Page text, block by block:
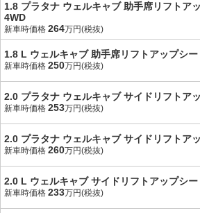
1.8 プラタナ ウェルキャブ 助手席リフトア
4WD
新車時価格 264万円(税抜)
1.8 L ウェルキャブ 助手席リフトアップシ
新車時価格 250万円(税抜)
2.0 プラタナ ウェルキャブ サイドリフトア
新車時価格 253万円(税抜)
2.0 プラタナ ウェルキャブ サイドリフトア
新車時価格 260万円(税抜)
2.0 L ウェルキャブ サイドリフトアップシ
新車時価格 233万円(税抜)